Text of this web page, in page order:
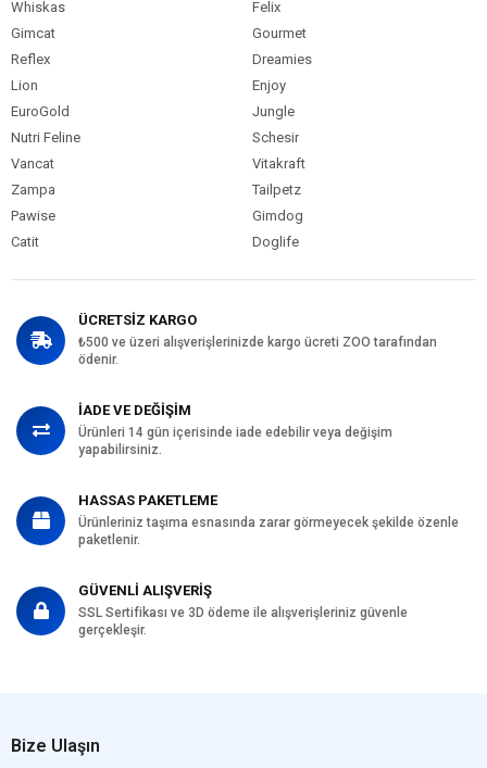
Whiskas
Felix
Gimcat
Gourmet
Reflex
Dreamies
Lion
Enjoy
EuroGold
Jungle
Nutri Feline
Schesir
Vancat
Vitakraft
Zampa
Tailpetz
Pawise
Gimdog
Catit
Doglife
ÜCRETSİZ KARGO
₺500 ve üzeri alışverişlerinizde kargo ücreti ZOO tarafından
ödenir.
İADE VE DEĞİŞİM
Ürünleri 14 gün içerisinde iade edebilir veya değişim
yapabilirsiniz.
HASSAS PAKETLEME
Ürünleriniz taşıma esnasında zarar görmeyecek şekilde özenle
paketlenir.
GÜVENLİ ALIŞVERİŞ
SSL Sertifikası ve 3D ödeme ile alışverişleriniz güvenle
gerçekleşir.
Bize Ulaşın